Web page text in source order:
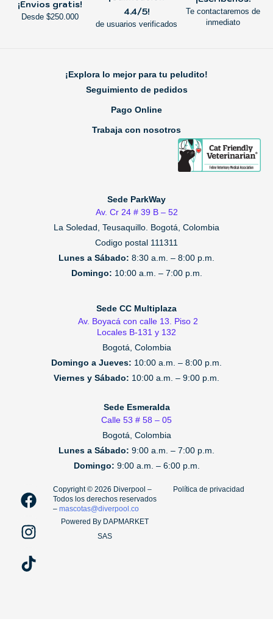
¡Envios gratis!
Desde $250.000
4.4/5!
de usuarios verificados
Te contactaremos de
inmediato
¡Explora lo mejor para tu peludito!
Seguimiento de pedidos
Pago Online
Trabaja con nosotros
Sede ParkWay
Av. Cr 24 # 39 B – 52
La Soledad, Teusaquillo. Bogotá, Colombia
Codigo postal 111311
Lunes a Sábado: 8:30 a.m. – 8:00 p.m.
Domingo: 10:00 a.m. – 7:00 p.m.
Sede CC Multiplaza
Av. Boyacá con calle 13. Piso 2
Locales B-131 y 132
Bogotá, Colombia
Domingo a Jueves: 10:00 a.m. – 8:00 p.m.
Viernes y Sábado: 10:00 a.m. – 9:00 p.m.
Sede Esmeralda
Calle 53 # 58 – 05
Bogotá, Colombia
Lunes a Sábado: 9:00 a.m. – 7:00 p.m.
Domingo: 9:00 a.m. – 6:00 p.m.
F
a
c
e
b
o
I
n
s
t
a
g
T
i
k
t
o
k
Copyright ©️ 2026 Diverpool –
Todos los derechos reservados
–mascotas@diverpool.co
Powered By DAPMARKET
SAS
Política de privacidad